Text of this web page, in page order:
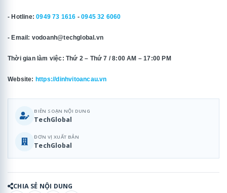
- Hotline:0949 73 1616 -0945 32 6060
- Email: vodoanh@techglobal.vn
Thời gian làm việc: Thứ 2 – Thứ 7 / 8:00 AM – 17:00 PM
Website: https://dinhvitoancau.vn
BIÊN SOẠN NỘI DUNG
TechGlobal
ĐƠN VỊ XUẤT BẢN
TechGlobal
CHIA SẺ NỘI DUNG